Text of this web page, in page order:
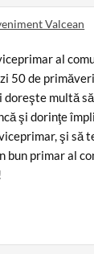
Valcean
al
50 de
doreşte multă
şi dorinţe
şi să
bun primar al